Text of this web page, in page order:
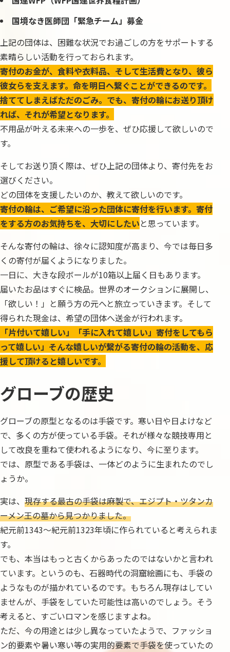
国境なき医師団「緊急チーム」募金
上記の団体は、困難な状況でお過ごしの方をサポートする
素晴らしい活動を行っておられます。
寄付のお金が、食料や衣料品、そして生活費となり、彼ら
彼女らを支えます。命を明日へ繋ぐことができるのです。
捨ててしまえばただのごみ。でも、寄付の輪にお送り頂け
れば、それが希望となります。
不用品が叶える未来への一歩を、ぜひ応援して欲しいので
す。
そしてお送り頂く際は、ぜひ上記の団体より、寄付先をお
選びください。
どの団体を支援したいのか、教えて欲しいのです。
寄付の輪は、ご希望に沿った団体に寄付を行います。寄付
をする方のお気持ちを、大切にしたいと思っています。
そんな寄付の輪は、徐々に認知度が高まり、今では毎日多
くの寄付が届くようになりました。
一日に、大きな段ボールが10箱以上届く日もあります。
届いたお品はすぐに検品。世界のオークションに展開し、
「欲しい！」と願う方の元へと旅立っていきます。そして
得られた現金は、希望の団体へ送金が行われます。
「片付いて嬉しい」「手に入れて嬉しい」寄付をしてもら
って嬉しい」そんな嬉しいが繋がる寄付の輪の活動を、応
援して頂けると嬉しいです。
グローブの歴史
グローブの原型となるのは手袋です。寒い日や日よけなど
で、多くの方が使っている手袋。それが様々な競技専用と
して改良を重ねて使われるようになり、今に至ります。
では、原型である手袋は、一体どのように生まれたのでし
ょうか。
実は、 現存する最古の手袋は麻製で、エジプト・ツタンカ
ーメン王の墓から見つかりました。
紀元前1343～紀元前1323年頃に作られていると考えられま
す。
でも、本当はもっと古くからあったのではないかと言われ
ています。というのも、石器時代の洞窟絵画にも、手袋の
ようなものが描かれているのです。もちろん現存はしてい
ませんが、手袋をしていた可能性は高いのでしょう。そう
考えると、すごいロマンを感じますよね。
ただ、今の用途とは少し異なっていたようで、ファッショ
ン的要素や暑い寒い等の実用的要素で手袋を使っていたの